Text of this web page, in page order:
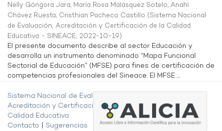
Nelly Góngora Jara; María Rosa Malásquez Sotelo; Anahí
Chávez Ruesta; Cristhian Pacheco Castillo (Sistema Nacional
de Evaluación, Acreditación y Certificación de la Calidad
Educativa - SINEACE, 2022-10-19)
El presente documento describe al sector Educación y
desarrolla un instrumento denominado “Mapa Funcional
Sectorial de Educación” (MFSE) para fines de certificación de
competencias profesionales del Sineace. El MFSE ...
Sistema Nacional de Evaluación,
Acreditación y Certificación de la
Calidad Educativa
Contacto
Sugerencias